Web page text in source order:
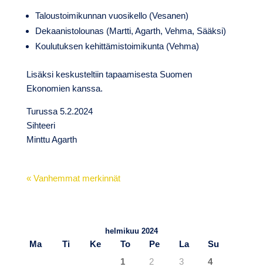
Taloustoimikunnan vuosikello (Vesanen)
Dekaanistolounas (Martti, Agarth, Vehma, Sääksi)
Koulutuksen kehittämistoimikunta (Vehma)
Lisäksi keskusteltiin tapaamisesta Suomen
Ekonomien kanssa.
Turussa 5.2.2024
Sihteeri
Minttu Agarth
« Vanhemmat merkinnät
helmikuu 2024
Ma Ti Ke To Pe La
Su
1
2 3
4